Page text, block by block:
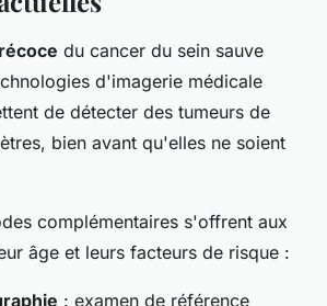
du cancer du sein sauve
d'imagerie médicale
de détecter des tumeurs de
bien avant qu'elles ne soient
complémentaires s'offrent aux
âge et leurs facteurs de risque :
: examen de référence